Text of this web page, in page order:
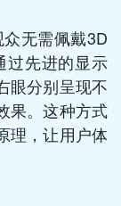
无需佩戴3D
过先进的显示
眼分别呈现不
果。这种方式
理，让用户体